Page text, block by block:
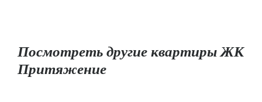
Посмотреть другие квартиры ЖК
Притяжение